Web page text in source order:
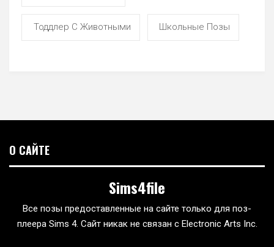
Тоддлер С Животными Школьные Позы
О САЙТЕ
Sims4file
Все позы предоставленные на сайте только для поз-
плеера Sims 4. Сайт никак не связан с Electronic Arts Inc.